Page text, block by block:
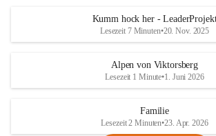
Kumm hock her - LeaderProjekt
Lesezeit 7 Minuten•20. Nov. 2025
Alpen von Viktorsberg
Lesezeit 1 Minute•1. Juni 2026
Familie
Lesezeit 2 Minuten•23. Apr. 2026